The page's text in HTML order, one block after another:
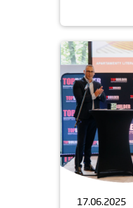
17.06.2025